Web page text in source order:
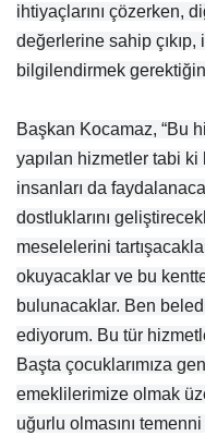
ihtiyaçlarını çözerken,
değerlerine sahip
bilgilendirmek
Başkan Kocamaz, “Bu
yapılan hizmetler tabi
insanları da
dostluklarını
meselelerini
okuyacaklar ve bu
bulunacaklar. Ben
ediyorum. Bu tür
Başta çocuklarımıza
emeklilerimize olmak
uğurlu olmasını temenni